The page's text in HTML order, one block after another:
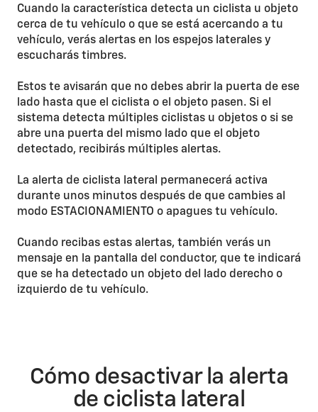
Cuando la característica detecta un ciclista u objeto
cerca de tu vehículo o que se está acercando a tu
vehículo, verás alertas en los espejos laterales y
escucharás timbres.
Estos te avisarán que no debes abrir la puerta de ese
lado hasta que el ciclista o el objeto pasen. Si el
sistema detecta múltiples ciclistas u objetos o si se
abre una puerta del mismo lado que el objeto
detectado, recibirás múltiples alertas.
La alerta de ciclista lateral permanecerá activa
durante unos minutos después de que cambies al
modo ESTACIONAMIENTO o apagues tu vehículo.
Cuando recibas estas alertas, también verás un
mensaje en la pantalla del conductor, que te indicará
que se ha detectado un objeto del lado derecho o
izquierdo de tu vehículo.
Cómo desactivar la alerta
de ciclista lateral